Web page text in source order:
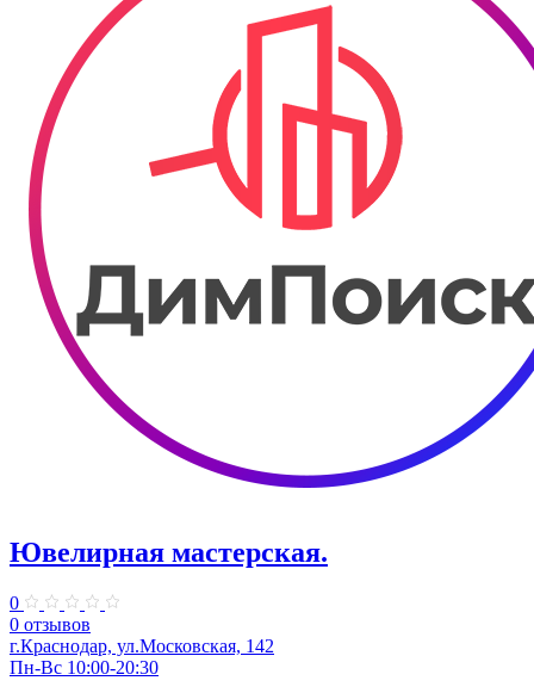
Ювелирная мастерская.
0
0 отзывов
г.Краснодар, ул.​Московская, 142
Пн-Вс 10:00-20:30